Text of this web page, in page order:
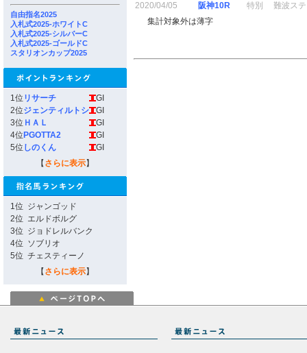
自由指名2025
入札式2025-ホワイトC
入札式2025-シルバーC
入札式2025-ゴールドC
スタリオンカップ2025
1位 リサーチ
GI
2位ジェンティルトシ
GI
3位 ＨＡＬ
GI
4位 PGOTTA2
GI
5位 しのくん
GI
【 さらに表示】
1位 ジャンゴッド
2位 エルドボルグ
3位 ジョドレルバンク
4位 ソブリオ
5位 チェスティーノ
【 さらに表示】
2020/04/05
阪神10R 特別
難波ス
集計対象外は薄字